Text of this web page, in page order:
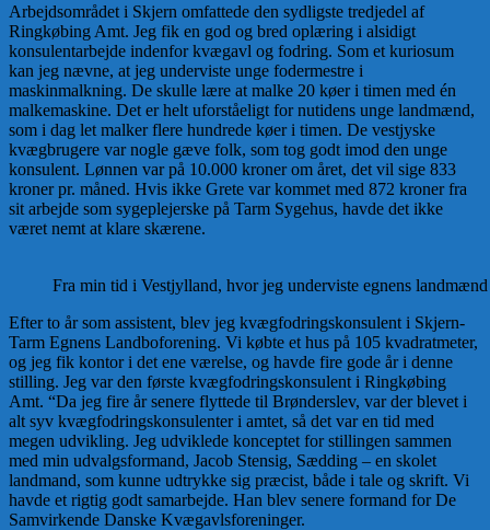
Arbejdsområdet i Skjern omfattede den sydligste tredjedel af
Ringkøbing Amt. Jeg fik en god og bred oplæring i alsidigt
konsulentarbejde indenfor kvægavl og fodring. Som et kuriosum
kan jeg nævne, at jeg underviste unge fodermestre i
maskinmalkning. De skulle lære at malke 20 køer i timen med én
malkemaskine. Det er helt uforståeligt for nutidens unge landmænd,
som i dag let malker flere hundrede køer i timen. De vestjyske
kvægbrugere var nogle gæve folk, som tog godt imod den unge
konsulent. Lønnen var på 10.000 kroner om året, det vil sige 833
kroner pr. måned. Hvis ikke Grete var kommet med 872 kroner fra
sit arbejde som sygeplejerske på Tarm Sygehus, havde det ikke
været nemt at klare skærene.
Fra min tid i Vestjylland, hvor jeg underviste egnens
Efter to år som assistent, blev jeg kvægfodringskonsulent i Skjern-
Tarm Egnens Landboforening. Vi købte et hus på 105 kvadratmeter,
og jeg fik kontor i det ene værelse, og havde fire gode år i denne
stilling. Jeg var den første kvægfodringskonsulent i Ringkøbing
Amt. “Da jeg fire år senere flyttede til Brønderslev, var der blevet i
alt syv kvægfodringskonsulenter i amtet, så det var en tid med
megen udvikling. Jeg udviklede konceptet for stillingen sammen
med min udvalgsformand, Jacob Stensig, Sædding – en skolet
landmand, som kunne udtrykke sig præcist, både i tale og skrift. Vi
havde et rigtig godt samarbejde. Han blev senere formand for De
Samvirkende Danske Kvægavlsforeninger.